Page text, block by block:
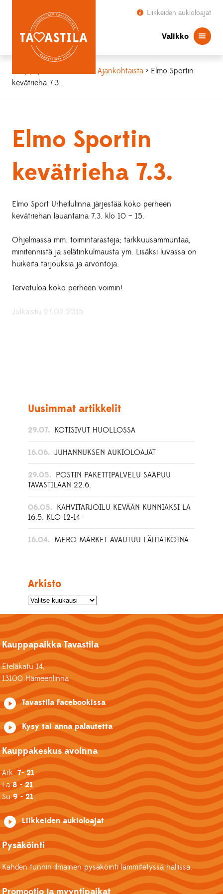
Liikkeiden aukioloajat
Valikko
>Ajankohtaista > Elmo Sportin
kevätrieha 7.3.
Elmo Sportin
kevätrieha 7.3.
Elmo Sport Urheilulinna järjestää koko perheen
kevätriehan lauantaina 7.3. klo 10 – 15.
Ohjelmassa mm. toimintarasteja; tarkkuusammuntaa,
minitennistä ja selätinkulmausta ym. Lisäksi luvassa on
huikeita tarjouksia ja arvontoja.
Tervetuloa koko perheen voimin!
Julkaistu 27.02.2015
Uusimmat artikkelit
29.07. KOTISIVUT HUOLLOSSA
16.06. JUHANNUKSEN AUKIOLOAJAT
29.05. POSTIN PAKETTIPALVELU SAAPUU
TAVASTILAAN 22.6.
06.05. KAHVITARJOILU KEVÄÄN KUNNIAKSI LA
16.5. KLO 12-14
16.04. MERO MARKET AVAUTUU LÄHIAIKOINA
Arkisto
Kauppapaikka Tavastila
Eteläkatu 14,
13100 Hämeenlinna
Tavastila Facebookissa
Kysy tai anna palautetta
Kauppakeskus avoinna
Ark.7- 21
La8 - 21
Su9 - 21
Liikkeiden aukioloajat
Pysäköinti
Kahden tunnin ilmainen pysäköinti lämmitetyssä hallissa.